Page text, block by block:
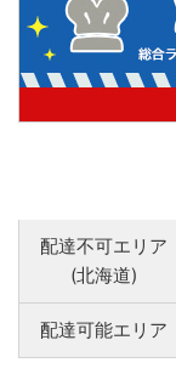
配達不可エリア
(北海道)
配達可能エリア